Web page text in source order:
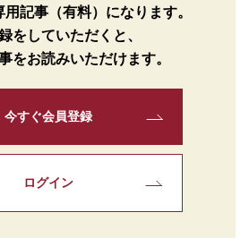
記事（有料）になります。
をしていただくと、
をお読みいただけます。
今すぐ会員登録
ログイン